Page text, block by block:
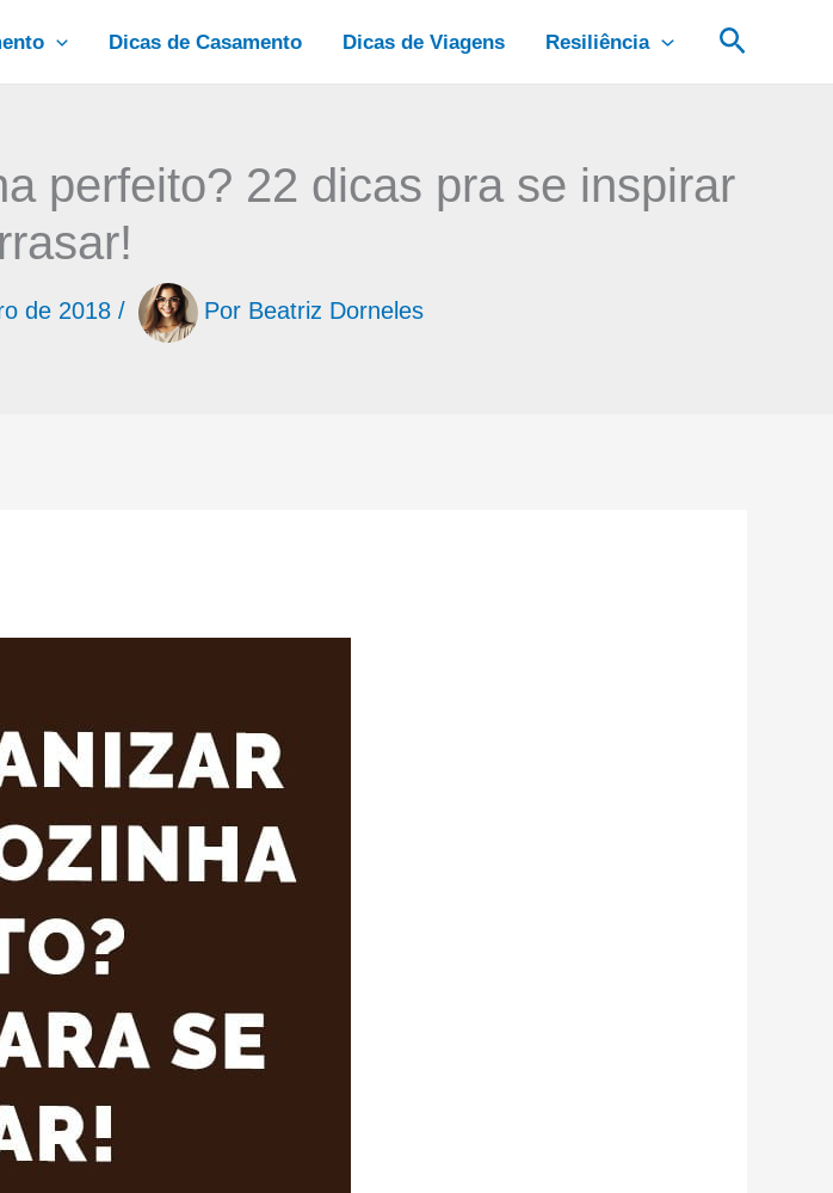
Dicas de Casamento Dicas de Viagens Resiliência
perfeito? 22 dicas pra se inspirar
de 2018 / Por Beatriz Dorneles